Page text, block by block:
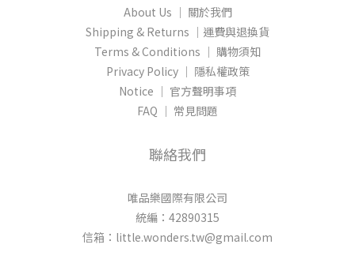
About Us │ 關於我們
Shipping & Returns │運費與退換貨
Terms & Conditions │ 購物須知
Privacy Policy │ 隱私權政策
Notice │ 官方聲明事項
FAQ │ 常見問題
聯絡我們
唯品樂國際有限公司
統編：42890315
信箱：little.wonders.tw@gmail.com